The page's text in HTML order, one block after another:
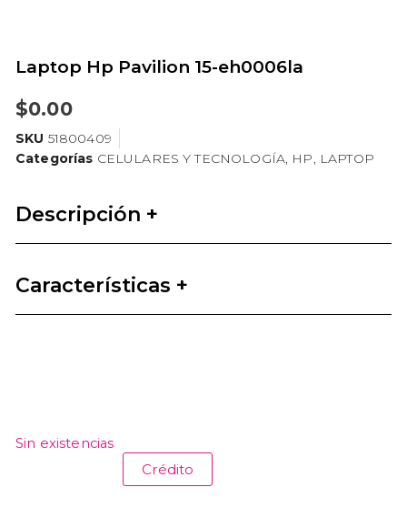
Laptop Hp Pavilion 15-eh0006la
$0.00
SKU 51800409
Categorías CELULARES Y TECNOLOGÍA, HP, LAPTOP
Descripción +
Características +
Sin existencias
Crédito